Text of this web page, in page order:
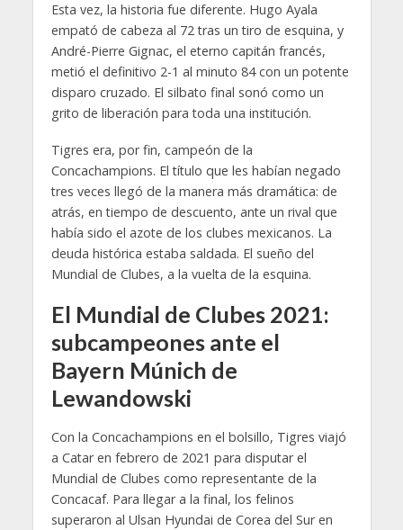
Esta vez, la historia fue diferente. Hugo Ayala
empató de cabeza al 72 tras un tiro de esquina, y
André-Pierre Gignac, el eterno capitán francés,
metió el definitivo 2-1 al minuto 84 con un potente
disparo cruzado. El silbato final sonó como un
grito de liberación para toda una institución.
Tigres era, por fin, campeón de la
Concachampions. El título que les habían negado
tres veces llegó de la manera más dramática: de
atrás, en tiempo de descuento, ante un rival que
había sido el azote de los clubes mexicanos. La
deuda histórica estaba saldada. El sueño del
Mundial de Clubes, a la vuelta de la esquina.
El Mundial de Clubes 2021:
subcampeones ante el
Bayern Múnich de
Lewandowski
Con la Concachampions en el bolsillo, Tigres viajó
a Catar en febrero de 2021 para disputar el
Mundial de Clubes como representante de la
Concacaf. Para llegar a la final, los felinos
superaron al Ulsan Hyundai de Corea del Sur en